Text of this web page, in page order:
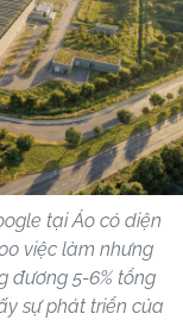
tại Áo có diện
việc làm nhưng
đương 5-6% tổng
sự phát triển của